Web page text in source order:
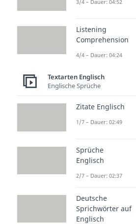
Yours
Yours
sincerely
Kind
regards
3/4 – Dauer: 04:52
Listening
Comprehension
4/4 – Dauer: 04:24
Textarten Englisch
Englische Sprüche
Zitate Englisch
1/7 – Dauer: 02:49
Sprüche
Englisch
2/7 – Dauer: 02:37
Deutsche
Sprichwörter auf
Englisch